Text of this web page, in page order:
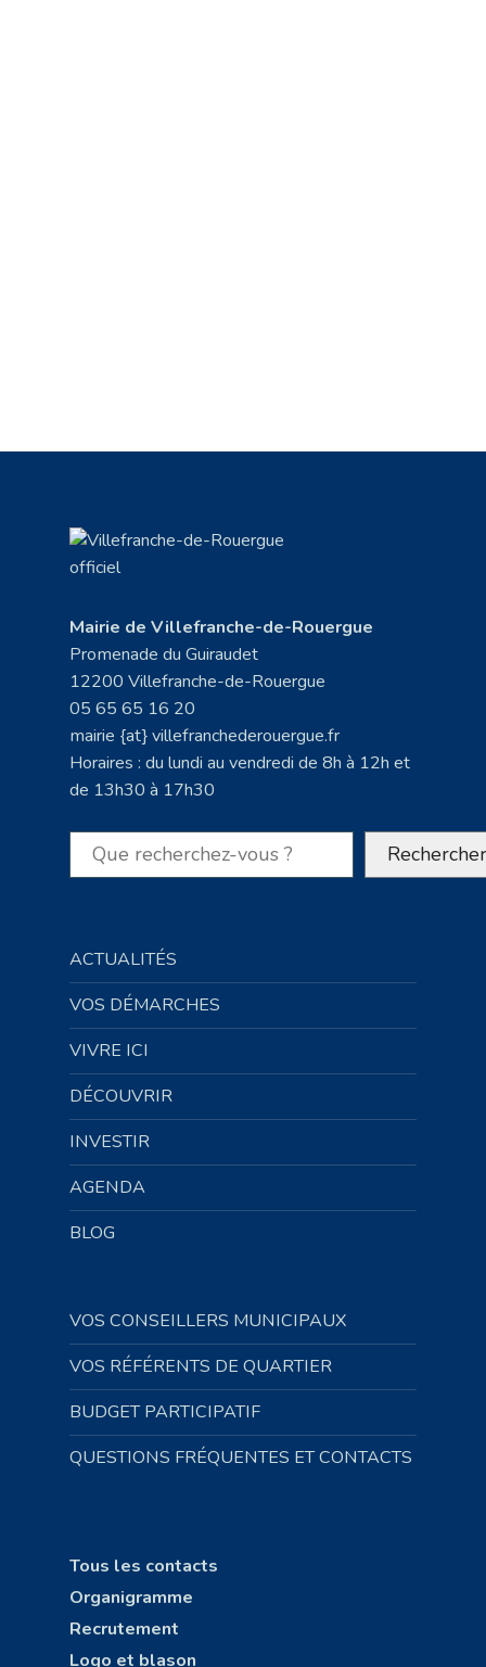
Mairie de Villefranche-de-Rouergue
Promenade du Guiraudet
12200 Villefranche-de-Rouergue
05 65 65 16 20
mairie {at} villefranchederouergue.fr
Horaires : du lundi au vendredi de 8h à 12h et
de 13h30 à 17h30
Rechercher Rechercher
ACTUALITÉS
VOS DÉMARCHES
VIVRE ICI
DÉCOUVRIR
INVESTIR
AGENDA
BLOG
VOS CONSEILLERS MUNICIPAUX
VOS RÉFÉRENTS DE QUARTIER
BUDGET PARTICIPATIF
QUESTIONS FRÉQUENTES ET CONTACTS
Tous les contacts
Organigramme
Recrutement
Logo et blason